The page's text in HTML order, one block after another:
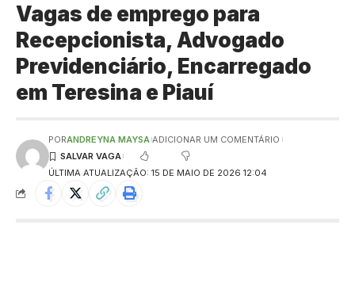
Vagas de emprego para
Recepcionista, Advogado
Previdenciário, Encarregado
em Teresina e Piauí
ÚLTIMA ATUALIZAÇÃO: 15 DE MAIO DE 2026 12:04
PORANDREYNA MAYSA ADICIONAR UM COMENTÁRIO